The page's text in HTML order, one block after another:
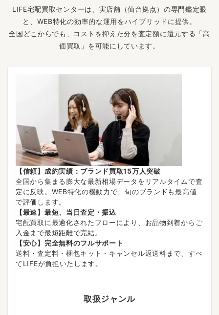
LIFE宅配買取センターは、実店舗（仙台拠点）の専門鑑定眼
と、WEB特化の効率的な運用をハイブリッドに提供。
全国どこからでも、コストを抑えた分を査定額に還元する「高
価買取」を可能にしています。
【信頼】成約実績：ブランド買取15万人突破
全国から集まる膨大な最新相場データをリアルタイムで査
定に反映。WEB特化の機動力で、旬のブランドも最高値
で評価します。
【最速】最短、当日査定・振込
宅配買取に最適化されたフローにより、お品物到着からご
入金まで最短距離で完結。
【安心】完全無料のフルサポート
送料・査定料・梱包キット・キャンセル返送料まで、すべ
てLIFEが負担いたします。
取扱ジャンル